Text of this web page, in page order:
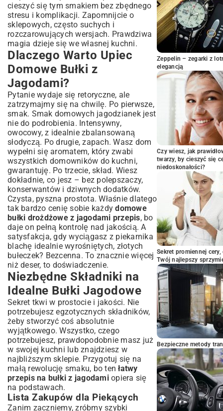
Pieczenie: Złociste i Puchate
Praktyczne Porady dla Perfekcyjnych
Bułek Jagodowych
Temperatura Składników: Czy Ma
Znaczenie?
Triki na Puszyste Ciasto
Zapobieganie Rozlaniu się Farszu
Wariacje i Urozmaicenia: Co Dodać do
Bułek z Jagodami?
Inne Owoce i Przyprawy
Posypki i Lukier
Jak Serwować Bułki z Jagodami?
Pomysły na Śniadanie i Deser
Przechowywanie Bułek Jagodowych:
Dłużej Świeże i Smaczne
Podsumowanie: Smak Lata na
Wyciągnięcie Ręki
cieszyć się tym smakiem bez zbędnego
stresu i komplikacji. Zapomnijcie o
sklepowych, często suchych i
rozczarowujących wersjach. Prawdziwa
magia dzieje się we własnej kuchni.
Dlaczego Warto Upiec
Domowe Bułki z
Jagodami?
Pytanie wydaje się retoryczne, ale
zatrzymajmy się na chwilę. Po pierwsze,
smak. Smak domowych jagodzianek jest
nie do podrobienia. Intensywny,
owocowy, z idealnie zbalansowaną
słodyczą. Po drugie, zapach. Wasz dom
wypełni się aromatem, który zwabi
wszystkich domowników do kuchni,
gwarantuję. Po trzecie, skład. Wiesz
dokładnie, co jesz – bez polepszaczy,
konserwantów i dziwnych dodatków.
Czysta, pyszna prostota. Właśnie dlatego
tak bardzo cenię sobie każdydomowe
bułki drożdżowe z jagodami przepis, bo
daje on pełną kontrolę nad jakością. A
satysfakcja, gdy wyciągasz z piekarnika
blachę idealnie wyrośniętych, złotych
bułeczek? Bezcenna. To znacznie więcej
niż deser, to doświadczenie.
Niezbędne Składniki na
Idealne Bułki Jagodowe
Sekret tkwi w prostocie i jakości. Nie
potrzebujesz egzotycznych składników,
żeby stworzyć coś absolutnie
wyjątkowego. Wszystko, czego
potrzebujesz, prawdopodobnie masz już
w swojej kuchni lub znajdziesz w
najbliższym sklepie. Przygotuj się na
małą rewolucję smaku, bo tenłatwy
przepis na bułki z jagodamiopiera się
na podstawach.
Lista Zakupów dla Piekących
Zanim zaczniemy, zróbmy szybki
Zeppelin – zegarki z
elegancją
Czy wiesz, jak
twarzy, by cieszyć się
niedoskonałości?
Sekret promiennej
Twój najlepszy
Bezpieczne metody